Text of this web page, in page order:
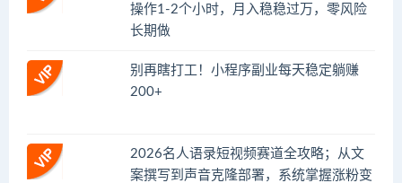
操作1-2个小时，月入稳稳过万，零风险
长期做
别再瞎打工！小程序副业每天稳定躺赚
200+
2026名人语录短视频赛道全攻略；从文
案撰写到声音克隆部署，系统掌握涨粉变